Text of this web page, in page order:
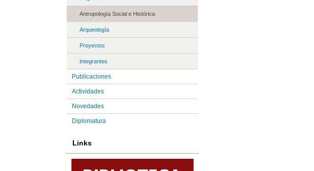
Antropología Social e Histórica
Arqueología
Proyectos
Integrantes
Publicaciones
Actividades
Novedades
Diplomatura
Links